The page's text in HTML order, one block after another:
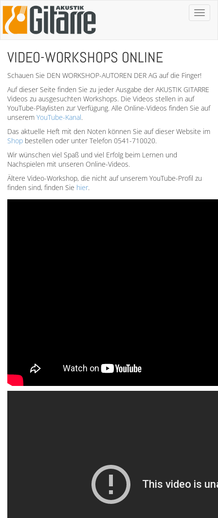
Toggle
VIDEO-WORKSHOPS ONLINE
Schauen Sie DEN WORKSHOP-AUTOREN DER AG auf die Finger!
Auf dieser Seite finden Sie zu jeder Ausgabe der AKUSTIK GITARRE
Videos zu ausgesuchten Workshops. Die Videos stellen in auf
YouTube-Playlisten zur Verfügung. Alle Online-Videos finden Sie auf
unserem YouTube-Kanal.
Das aktuelle Heft mit den Noten können Sie auf dieser Website im
Shop bestellen oder unter Telefon 0541-710020.
Wir wünschen viel Spaß und viel Erfolg beim Lernen und
Nachspielen mit unseren Online-Videos.
Ältere Video-Workshop, die nicht auf unserem YouTube-Profil zu
finden sind, finden Sie hier.